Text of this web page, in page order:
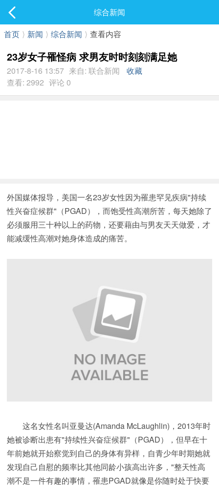
最新发表
综合新闻
首页 ⟩ 新闻 ⟩ 综合新闻 ⟩ 查看内容
23岁女子罹怪病 求男友时时刻刻满足她
2017-8-16 13:57 来自: 联合新闻
收藏
查看: 2992 评论 0
外国媒体报导，美国一名23岁女性因为罹患罕见疾病"持续
性兴奋症候群"（PGAD），而饱受性高潮所苦，每天她除了
必须服用三十种以上的药物，还要藉由与男友天天做爱，才
能减缓性高潮对她身体造成的痛苦。
这名女性名叫亚曼达(Amanda McLaughlin)，2013年时
她被诊断出患有"持续性兴奋症候群"（PGAD），但早在十
年前她就开始察觉到自己的身体有异样，自青少年时期她就
发现自己自慰的频率比其他同龄小孩高出许多，"整天性高
潮不是一件有趣的事情，罹患PGAD就像是你随时处于快要